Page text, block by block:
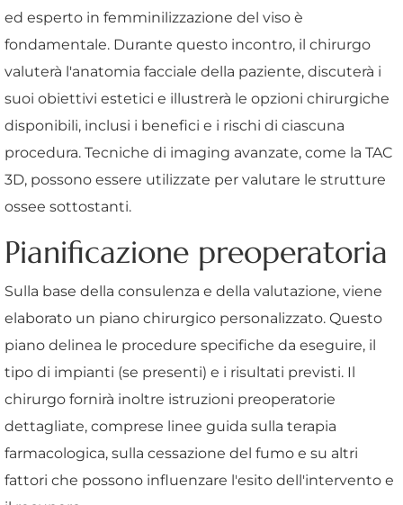
ed esperto in femminilizzazione del viso è
fondamentale. Durante questo incontro, il chirurgo
valuterà l'anatomia facciale della paziente, discuterà i
suoi obiettivi estetici e illustrerà le opzioni chirurgiche
disponibili, inclusi i benefici e i rischi di ciascuna
procedura. Tecniche di imaging avanzate, come la TAC
3D, possono essere utilizzate per valutare le strutture
ossee sottostanti.
Pianificazione preoperatoria
Sulla base della consulenza e della valutazione, viene
elaborato un piano chirurgico personalizzato. Questo
piano delinea le procedure specifiche da eseguire, il
tipo di impianti (se presenti) e i risultati previsti. Il
chirurgo fornirà inoltre istruzioni preoperatorie
dettagliate, comprese linee guida sulla terapia
farmacologica, sulla cessazione del fumo e su altri
fattori che possono influenzare l'esito dell'intervento e